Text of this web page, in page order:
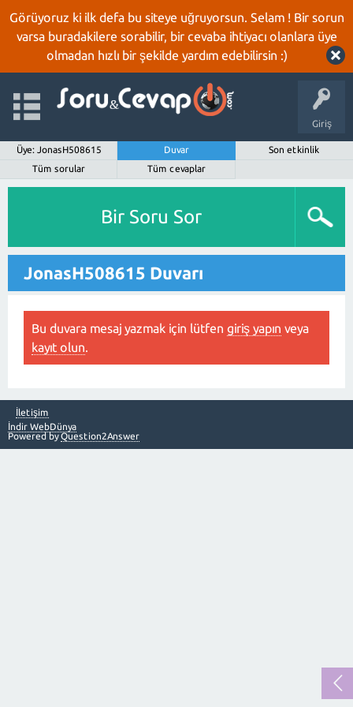
Görüyoruz ki ilk defa bu siteye uğruyorsun. Selam ! Bir sorun
varsa buradakilere sorabilir, bir cevaba ihtiyacı olanlara üye
olmadan hızlı bir şekilde yardım edebilirsin :)
Giriş
Üye: JonasH508615 Duvar
Son etkinlik
Tüm sorular
Tüm cevaplar
Bir Soru Sor
JonasH508615 Duvarı
Bu duvara mesaj yazmak için lütfen giriş yapın veya
kayıt olun.
İletişim
İndir WebDünya
Powered byQuestion2Answer